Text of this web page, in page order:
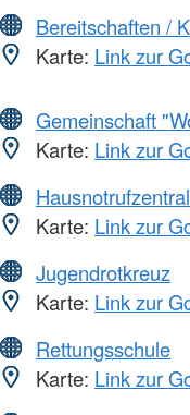
Bereitschaften /
Karte: Link zur
Gemeinschaft
Karte: Link zur
Karte: Link zur
Jugendrotkreuz
Karte: Link zur
Rettungsschule
Karte: Link zur